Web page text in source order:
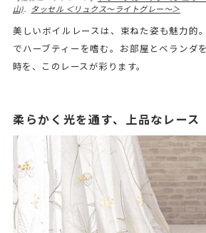
山)、 タッセル ＜リュクス～ライトグレー～＞
美しいボイルレースは、束ねた姿も魅力的
でハーブティーを嗜む。お部屋とベランダ
時を、このレースが彩ります。
柔らかく光を通す、上品なレース